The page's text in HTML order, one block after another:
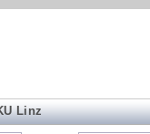
Linz